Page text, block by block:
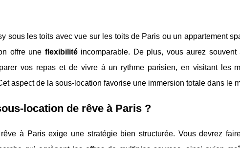
sous les toits avec vue sur les toits de Paris ou un appartement
offre une flexibilitéincomparable. De plus, vous aurez
vos repas et de vivre à un rythme parisien, en visitant les
aspect de la sous-location favorise une immersion totale dans le
location de rêve à Paris ?
à Paris exige une stratégie bien structurée. Vous devrez